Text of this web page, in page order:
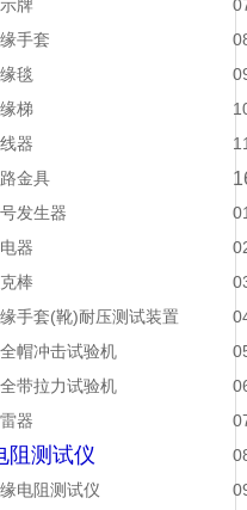
牌
手套
毯
梯
器
金具
发生器
器
棒
手套(靴)耐压测试装置
帽冲击试验机
带拉力试验机
器
阻测试仪
电阻测试仪